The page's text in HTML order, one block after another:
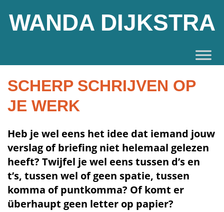
WANDA DIJKSTRA
SCHERP SCHRIJVEN OP
JE WERK
Heb je wel eens het idee dat iemand jouw
verslag of briefing niet helemaal gelezen
heeft? Twijfel je wel eens tussen d’s en
t’s, tussen wel of geen spatie, tussen
komma of puntkomma? Of komt er
überhaupt geen letter op papier?